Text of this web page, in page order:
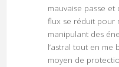
mauvaise passe et
flux se réduit pour
manipulant des
l’astral tout en me
moyen de